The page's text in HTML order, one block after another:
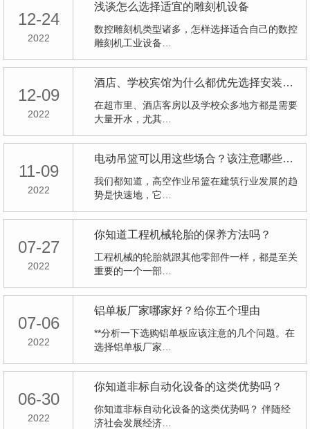
12-24
2022
浅谈怎么选择适宜的雕刻机设备
数控雕刻机类型诸多，怎样选择适合自己的数控
雕刻机工业设备…
12-09
2022
酒店、学校宾馆为什么都优先选择安装空气能热水器呢？
在超市里、酒店客房以及学校众多地方都是需要
大量开水，尤其…
11-09
2022
电动吊篮可以用这些场合？该注意哪些方面呢？
我们都知道，高空作业吊篮在建筑行业发展的趋
势是快速地，它…
07-27
2022
你知道工程机械轮胎的保养方法吗？
工程机械的轮胎就跟其他零部件一样，都是至关
重要的一个一部…
07-06
2022
铝单板厂家哪家好？给你五个理由
**分析一下选购铝单板应该注意的几个问题。在
选择铝单板厂家…
06-30
2022
你知道非标自动化设备的这类优势吗？
你知道非标自动化设备的这类优势吗？ 伴随经
济社会发展经济…